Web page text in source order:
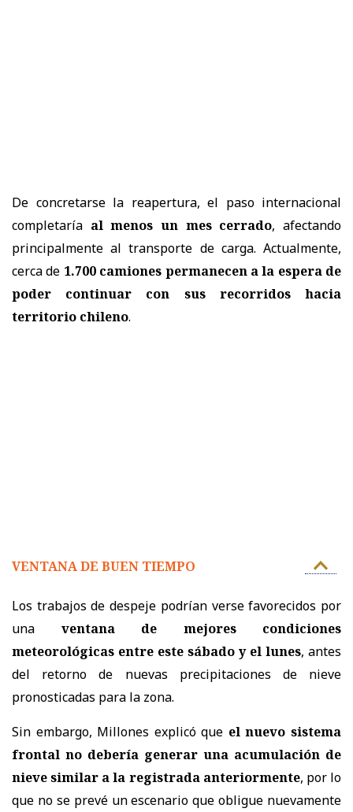
De concretarse la reapertura, el paso internacional
completaría al menos un mes cerrado, afectando
principalmente al transporte de carga. Actualmente,
cerca de 1.700 camiones permanecen a la espera de
poder continuar con sus recorridos hacia
territorio chileno.
VENTANA DE BUEN TIEMPO
Los trabajos de despeje podrían verse favorecidos por
una ventana de mejores condiciones
meteorológicas entre este sábado y el lunes, antes
del retorno de nuevas precipitaciones de nieve
pronosticadas para la zona.
Sin embargo, Millones explicó que el nuevo sistema
frontal no debería generar una acumulación de
nieve similar a la registrada anteriormente, por lo
que no se prevé un escenario que obligue nuevamente